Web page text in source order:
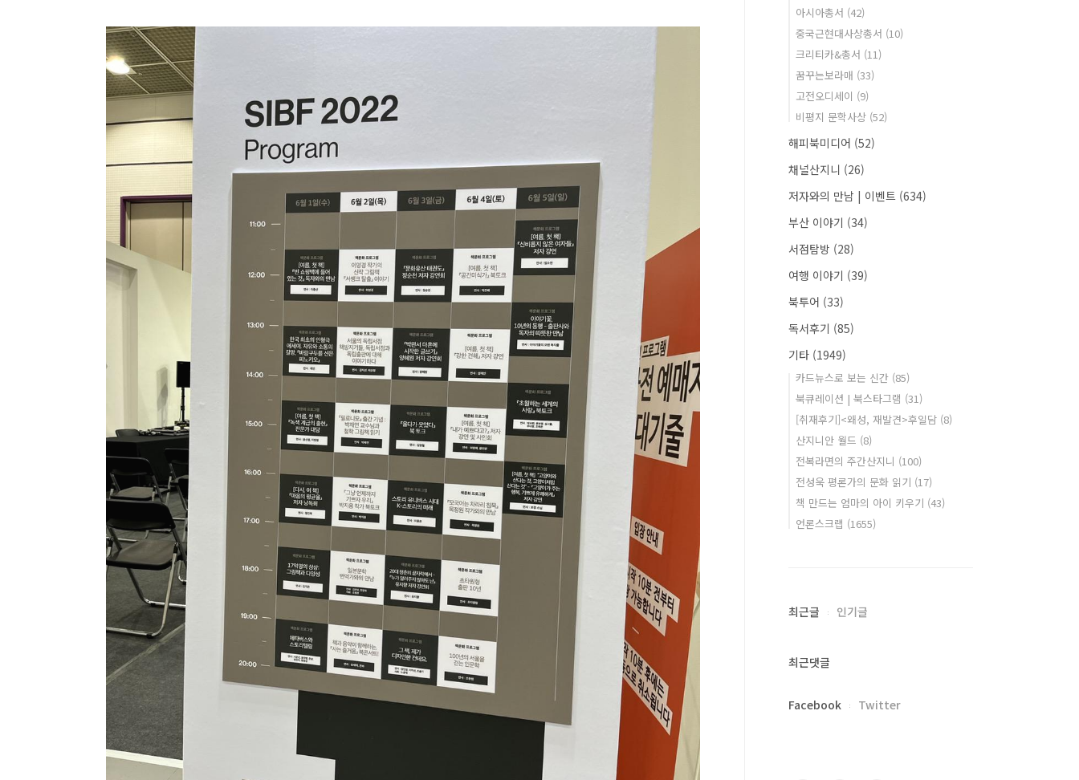
아시아총서 (42)
중국근현대사상총서 (10)
크리티카&총서 (11)
꿈꾸는보라매 (33)
고전오디세이 (9)
비평지 문학사상 (52)
해피북미디어 (52)
채널산지니 (26)
저자와의 만남 | 이벤트 (634)
부산 이야기 (34)
서점탐방 (28)
여행 이야기 (39)
북투어 (33)
독서후기 (85)
기타 (1949)
카드뉴스로 보는 신간 (85)
북큐레이션 | 북스타그램 (31)
[취재후기]<왜성, 재발견>후일담 (8)
산지니안 월드 (8)
전복라면의 주간산지니 (100)
전성욱 평론가의 문화 읽기 (17)
책 만드는 엄마의 아이 키우기 (43)
언론스크랩 (1655)
최근글 인기글
최근댓글
Facebook Twitter